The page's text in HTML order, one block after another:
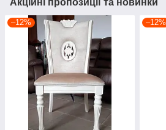
Акційні пропозиції та новинки
–12% –12%